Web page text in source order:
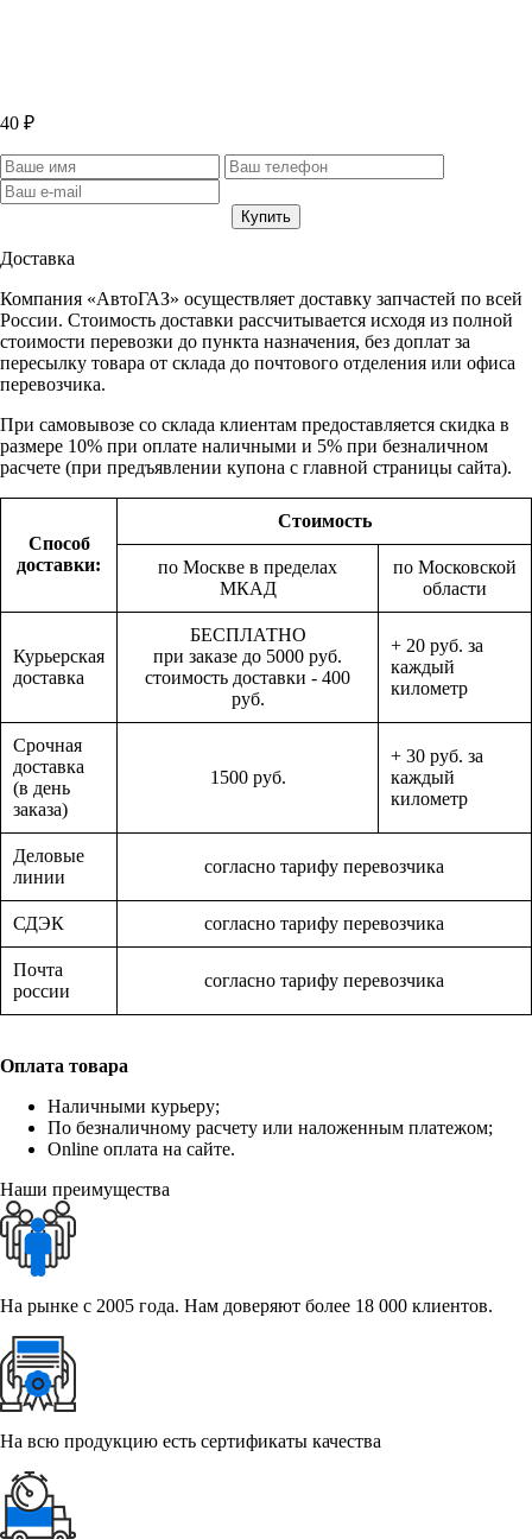
40 ₽
Доставка
Компания «АвтоГАЗ» осуществляет доставку запчастей по всей
России. Стоимость доставки рассчитывается исходя из полной
стоимости перевозки до пункта назначения, без доплат за
пересылку товара от склада до почтового отделения или офиса
перевозчика.
При самовывозе со склада клиентам предоставляется скидка в
размере 10% при оплате наличными и 5% при безналичном
расчете (при предъявлении купона с главной страницы сайта).
Способ
доставки:
Стоимость
по Москве в пределах
МКАД
по Московской
области
Курьерская
доставка
БЕСПЛАТНО
при заказе до 5000 руб.
стоимость доставки - 400
руб.
+ 20 руб. за
каждый
километр
Срочная
доставка
(в день
заказа)
1500 руб.
+ 30 руб. за
каждый
километр
Деловые
линии
согласно тарифу перевозчика
СДЭК согласно тарифу перевозчика
Почта
россии
согласно тарифу перевозчика
Оплата товара
Наличными курьеру;
По безналичному расчету или наложенным платежом;
Online оплата на сайте.
Наши преимущества
На рынке с 2005 года. Нам доверяют более 18 000 клиентов.
На всю продукцию есть сертификаты качества